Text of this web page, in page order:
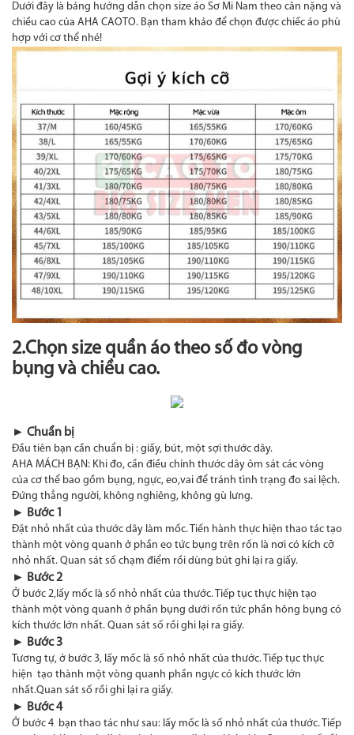
Dưới đây là bảng hướng dẫn chọn size áo Sơ Mi Nam theo cân nặng và
chiều cao của AHA CAOTO. Bạn tham khảo để chọn được chiếc áo phù
hợp với cơ thể nhé!
2.Chọn size quần áo theo số đo vòng
bụng và chiều cao.
► Chuẩn bị
Đầu tiên bạn cần chuẩn bị : giấy, bút, một sợi thước dây.
AHA MÁCH BẠN: Khi đo, cần điều chỉnh thước dây ôm sát các vòng
của cơ thể bao gồm bụng, ngực, eo,vai để tránh tình trạng đo sai lệch.
Đứng thẳng người, không nghiêng, không gù lưng.
► Bước 1
Đặt nhỏ nhất của thước dây làm mốc. Tiến hành thực hiện thao tác tạo
thành một vòng quanh ở phần eo tức bụng trên rốn là nơi có kích cỡ
nhỏ nhất. Quan sát số chạm điểm rồi dùng bút ghi lại ra giấy.
► Bước 2
Ở bước 2,lấy mốc là số nhỏ nhất của thước. Tiếp tục thực hiện tạo
thành một vòng quanh ở phần bụng dưới rốn tức phần hông bụng có
kích thước lớn nhất. Quan sát số rồi ghi lại ra giấy.
► Bước 3
Tương tự, ở bước 3, lấy mốc là số nhỏ nhất của thước. Tiếp tục thực
hiện tạo thành một vòng quanh phần ngực có kích thước lớn
nhất.Quan sát số rồi ghi lại ra giấy.
► Bước 4
Ở bước 4 bạn thao tác như sau: lấy mốc là số nhỏ nhất của thước. Tiếp